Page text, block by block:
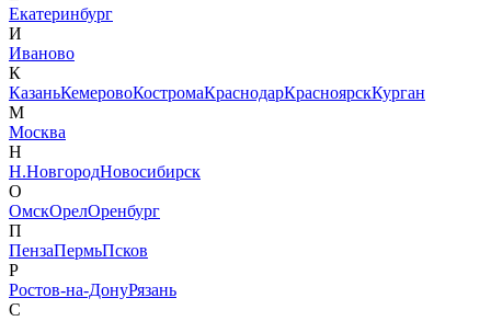
Екатеринбург
И
Иваново
К
КазаньКемеровоКостромаКраснодарКрасноярскКурган
М
Москва
Н
Н.НовгородНовосибирск
О
ОмскОрелОренбург
П
ПензаПермьПсков
Р
Ростов-на-ДонуРязань
С